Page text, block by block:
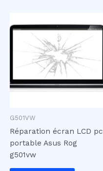
G501VW
Réparation écran LCD pc
portable Asus Rog
g501vw